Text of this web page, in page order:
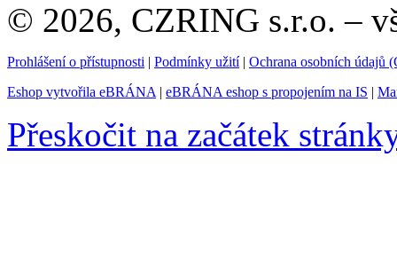
© 2026, CZRING s.r.o. –
Prohlášení o přístupnosti | Podmínky užití| Ochrana osobních údajů
Eshop vytvořila eBRÁNA | eBRÁNA eshop s propojením na IS |
Přeskočit na začátek